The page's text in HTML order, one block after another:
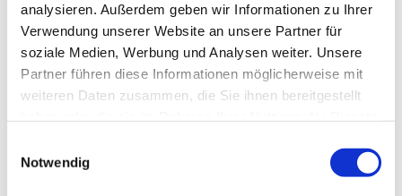
analysieren. Außerdem geben wir Informationen zu Ihrer
Verwendung unserer Website an unsere Partner für
soziale Medien, Werbung und Analysen weiter. Unsere
Partner führen diese Informationen möglicherweise mit
weiteren Daten zusammen, die Sie ihnen bereitgestellt
Notwendig